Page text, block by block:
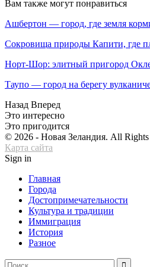
Вам также могут понравиться
Ашбертон — город, где земля
Сокровища природы Капити, где
Норт-Шор: элитный пригород
Таупо — город на берегу
Назад Вперед
Это интересно
Это пригодится
© 2026 - Новая Зеландия. All Rights
Карта сайта
Sign in
Главная
Города
Достопримечательности
Культура и традиции
Иммиграция
История
Разное